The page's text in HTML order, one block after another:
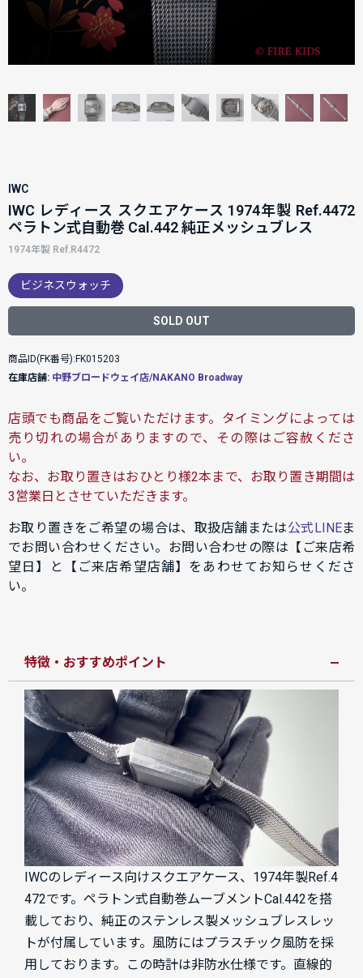
IWC
IWC レディース スクエアケース 1974年製 Ref.4472
ペラトン式自動巻 Cal.442 純正メッシュブレス
1974年製 Ref.R4472
ビジネスウォッチ
SOLD OUT
商品ID(FK番号):FK015203
在庫店舗: 中野ブロードウェイ店/NAKANO Broadway
店頭でも商品をご覧いただけます。タイミングによっては
売り切れの場合がありますので、その際はご容赦くださ
い。
なお、お取り置きはおひとり様2本まで、お取り置き期間は
3営業日とさせていただきます。
お取り置きをご希望の場合は、取扱店舗または公式LINEま
でお問い合わせください。お問い合わせの際は【ご来店希
望日】と【ご来店希望店舗】をあわせてお知らせくださ
い。
特徴・おすすめポイント
IWCのレディース向けスクエアケース、1974年製Ref.4
472です。ペラトン式自動巻ムーブメントCal.442を搭
載しており、純正のステンレス製メッシュブレスレッ
トが付属しています。風防にはプラスチック風防を採
用しております。この時計は非防水仕様です。直線的